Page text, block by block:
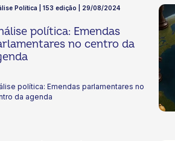
Política | 153 edição | 29/08/2024
política: Emendas
no centro da
política: Emendas parlamentares no
da agenda